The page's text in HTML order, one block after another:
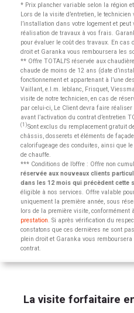
* Prix plancher variable selon la région
Lors de la visite d’entretien, le
l’installation dans votre logement et
réalisation de travaux à vos frais.
pour évaluer le coût des travaux. En
droit et Garanka vous remboursera les
** Offre TOTALI'S réservée aux
chaude de moins de 12 ans (date
fonctionnement et appartenant à l’une
Vaillant, e.l.m. leblanc, Frisquet,
visite de notre technicien, en cas de
par celui-ci, Le Client devra faire
avant l’activation du contrat d’entretien
(1)Sont exclus du remplacement gratuit
châssis, dosserets et éléments de
calorifugeage des conduites, ainsi que
de chauffe.
*** Conditions de l’offre : Offre non
réservée aux nouveaux clients
dans les 12 mois qui précèdent cette
éligible à nos services. Offre valable
uniquement la première année, sous
lors de la première visite, conformément
prestation. Si après vérification du
constatons que ces dernières ne sont
plein droit et Garanka vous
contrat.
La visite forfaitaire